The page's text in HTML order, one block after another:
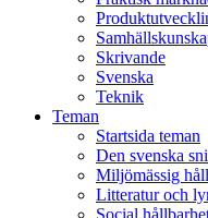
Skrivande
Svenska
Teknik
Teman
Startsida teman
Den svenska
Miljömässig
Litteratur och
Social